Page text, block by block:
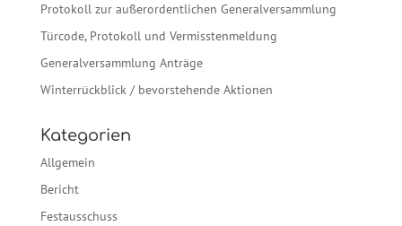
Protokoll zur außerordentlichen Generalversammlung
Türcode, Protokoll und Vermisstenmeldung
Generalversammlung Anträge
Winterrückblick / bevorstehende Aktionen
Kategorien
Allgemein
Bericht
Festausschuss